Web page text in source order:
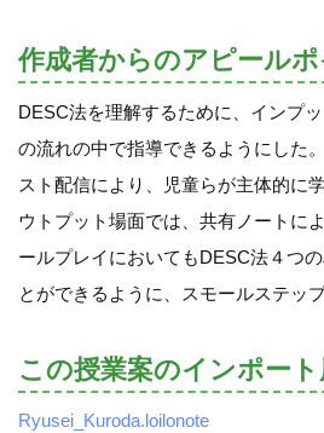
作成者からのアピールポ
DESC法を理解するために、インプ
の流れの中で指導できるようにした
スト配信により、児童らが主体的に
ウトプット場面では、共有ノートに
ールプレイにおいてもDESC法４つ
とができるように、スモールステッ
この授業案のインポー
Ryusei_Kuroda.loilonote